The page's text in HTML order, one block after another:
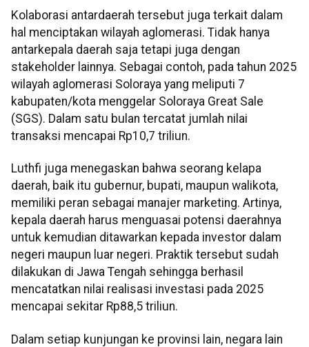
Kolaborasi antardaerah tersebut juga terkait dalam
hal menciptakan wilayah aglomerasi. Tidak hanya
antarkepala daerah saja tetapi juga dengan
stakeholder lainnya. Sebagai contoh, pada tahun 2025
wilayah aglomerasi Soloraya yang meliputi 7
kabupaten/kota menggelar Soloraya Great Sale
(SGS). Dalam satu bulan tercatat jumlah nilai
transaksi mencapai Rp10,7 triliun.
Luthfi juga menegaskan bahwa seorang kelapa
daerah, baik itu gubernur, bupati, maupun walikota,
memiliki peran sebagai manajer marketing. Artinya,
kepala daerah harus menguasai potensi daerahnya
untuk kemudian ditawarkan kepada investor dalam
negeri maupun luar negeri. Praktik tersebut sudah
dilakukan di Jawa Tengah sehingga berhasil
mencatatkan nilai realisasi investasi pada 2025
mencapai sekitar Rp88,5 triliun.
Dalam setiap kunjungan ke provinsi lain, negara lain